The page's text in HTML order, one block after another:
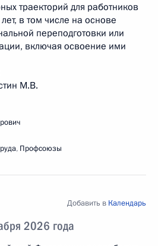
траекторий для работников
в том числе на основе
переподготовки или
включая освоение ими
М.В.
, Профсоюзы
2026 года
Добавить в Календарь